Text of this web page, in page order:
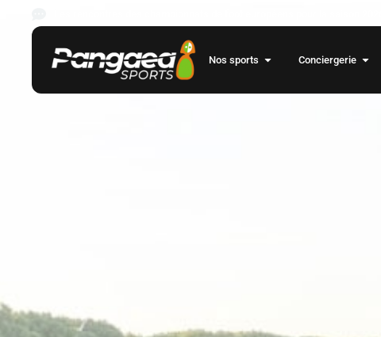
Nos sports Conciergerie